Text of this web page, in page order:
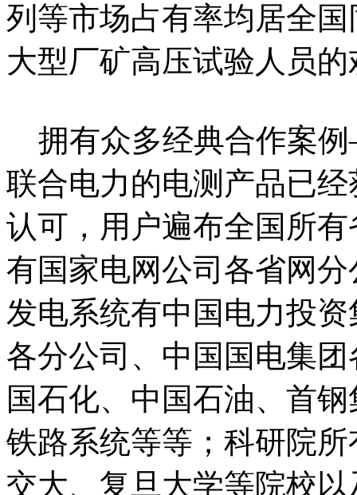
列等市场占有率均居全
大型厂矿高压试验人员的
拥有众多经典合作案
联合电力的电测产品已
认可，用户遍布全国所
有国家电网公司各省网
发电系统有中国电力投
各分公司、中国国电集
国石化、中国石油、首
铁路系统等等；科研院
交大、复旦大学等院校